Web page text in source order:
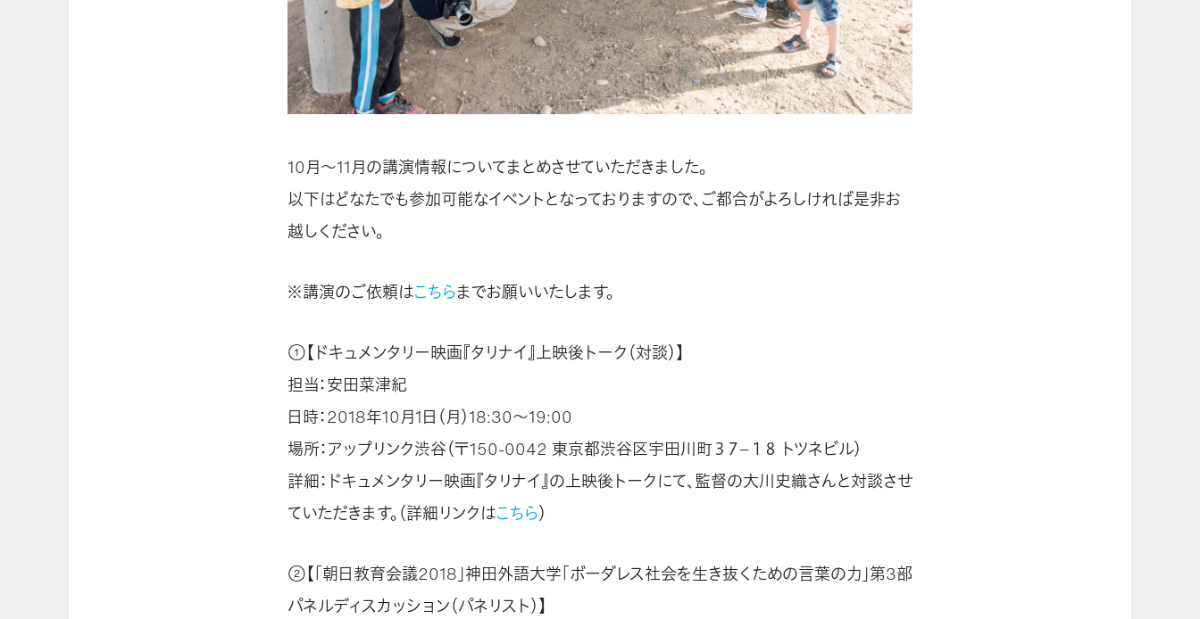
10月～11月の講演情報についてまとめさせていただきました。
以下はどなたでも参加可能なイベントとなっておりますので、ご都合がよろしければ是非お
越しください。
※講演のご依頼はこちらまでお願いいたします。
①【ドキュメンタリー映画『タリナイ』上映後トーク（対談）】
担当：安田菜津紀
日時：2018年10月1日（月）18:30〜19:00
場所：アップリンク渋谷（〒150-0042 東京都渋谷区宇田川町３７−１８ トツネビル）
詳細：ドキュメンタリー映画『タリナイ』の上映後トークにて、監督の大川史織さんと対談させ
ていただきます。（詳細リンクはこちら）
②【「朝日教育会議2018」神田外語大学「ボーダレス社会を生き抜くための言葉の力」第3部
パネルディスカッション（パネリスト）】